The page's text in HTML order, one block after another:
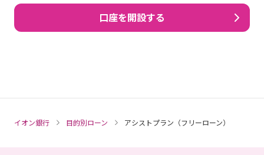
口座を開設する
イオン銀行 目的別ローン アシストプラン（フリーローン）